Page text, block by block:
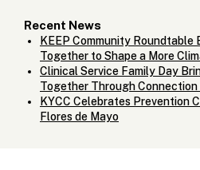
Recent News
KEEP Community Roundtable
Together to Shape a More
Clinical Service Family Day
Together Through Connection
KYCC Celebrates Prevention
Flores de Mayo